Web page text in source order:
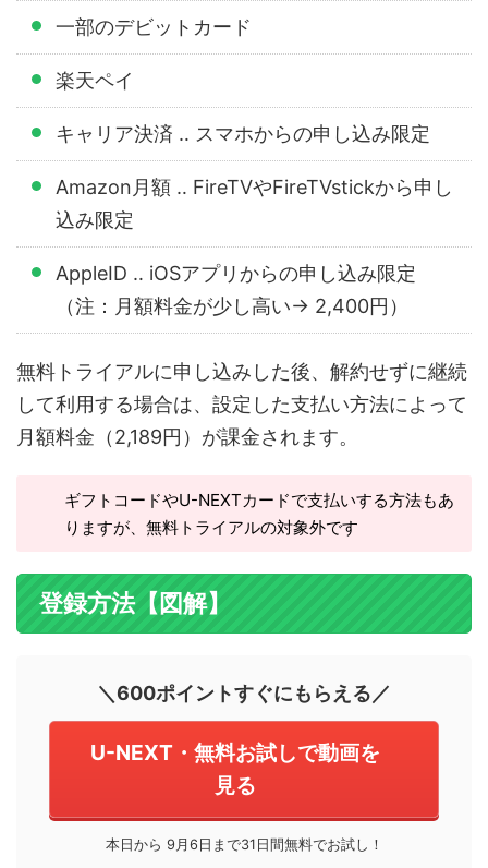
一部のデビットカード
楽天ペイ
キャリア決済 ‥ スマホからの申し込み限定
Amazon月額 ‥ FireTVやFireTVstickから申し
込み限定
AppleID ‥ iOSアプリからの申し込み限定
（注：月額料金が少し高い→ 2,400円）
無料トライアルに申し込みした後、解約せずに継続
して利用する場合は、設定した支払い方法によって
月額料金（2,189円）が課金されます。
ギフトコードやU-NEXTカードで支払いする方法もあ
りますが、無料トライアルの対象外です
登録方法【図解】
＼600ポイントすぐにもらえる／
U-NEXT・無料お試しで動画を
見る
本日から 9月6日まで31日間無料でお試し！